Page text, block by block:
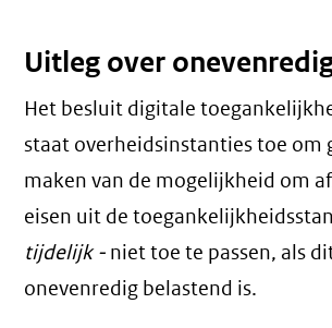
Uitleg over
Het besluit digitale
staat overheidsinstanties toe om
maken van de mogelijkheid om
eisen uit de
tijdelijk - niet toe te passen, als
onevenredig belastend is.